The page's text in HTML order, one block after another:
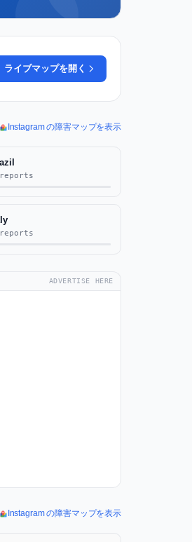
ライブマップを開く
Instagram の障害マップを表示
ADVERTISE HERE
Instagram の障害マップを表示